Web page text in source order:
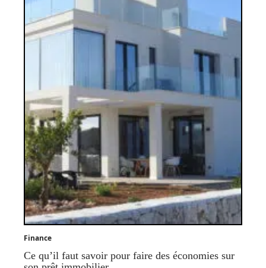
Finance
Ce qu’il faut savoir pour faire des économies sur